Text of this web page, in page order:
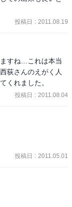
投稿日 : 2011.08.19
すね…これは本当
荻さんのえがく人
くれました。
投稿日 : 2011.08.04
ます。
な表現をされてい
るなど)が多い為、
投稿日 : 2011.05.01